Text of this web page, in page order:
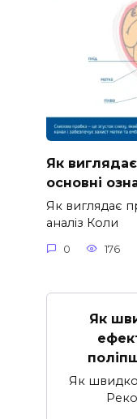
Як
основні
Як виглядає
аналіз Коли
0 176
Як
Як швидко